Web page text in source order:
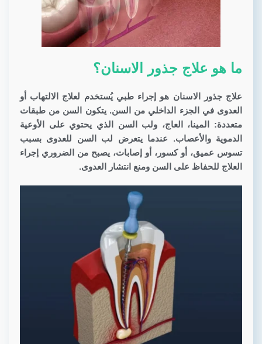
ما هو علاج جذور الاسنان؟
علاج جذور الاسنان هو إجراء طبي يُستخدم لعلاج الالتهاب أو
العدوى في الجزء الداخلي من السن. يتكون السن من طبقات
متعددة: المينا، العاج، ولب السن الذي يحتوي على الأوعية
الدموية والأعصاب. عندما يتعرض لب السن للعدوى بسبب
تسوس عميق، أو كسور، أو إصابات، يصبح من الضروري إجراء
العلاج للحفاظ على السن ومنع انتشار العدوى.